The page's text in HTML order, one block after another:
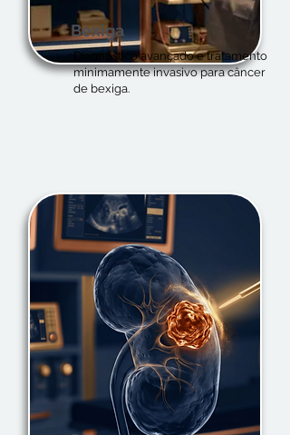
Bexiga
Diagnóstico avançado e tratamento
minimamente invasivo para câncer
de bexiga.